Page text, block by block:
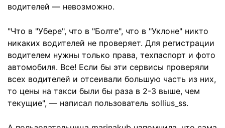
водителей — невозможно.
"Что в "Убере", что в "Болте", что в "Уклоне" никто
никаких водителей не проверяет. Для регистрации
водителем нужны только права, техпаспорт и фото
автомобиля. Все! Если бы эти сервисы проверяли
всех водителей и отсеивали большую часть из них,
то цены на такси были бы раза в 2-3 выше, чем
текущие", — написал пользователь sollius_ss.